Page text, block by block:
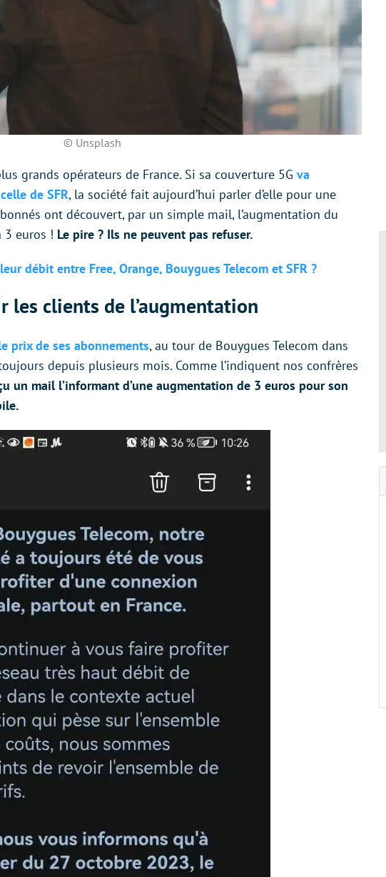
© Unsplash
grands opérateurs de France. Si sa couverture 5G va
de SFR, la société fait aujourd’hui parler d’elle pour une
ont découvert, par un simple mail, l’augmentation du
3 euros ! Le pire ? Ils ne peuvent pas refuser.
débit entre Free, Orange, Bouygues Telecom et SFR ?
les clients de l’augmentation
prix de ses abonnements, au tour de Bouygues Telecom dans
depuis plusieurs mois. Comme l’indiquent nos confrères
un mail l’informant d’une augmentation de 3 euros pour son